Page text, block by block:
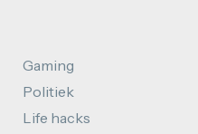
Gaming
Politiek
Life hacks